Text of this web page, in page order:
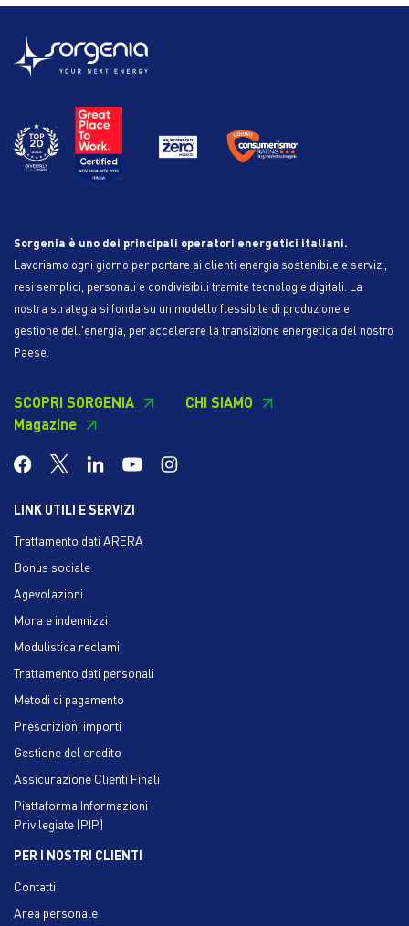
Sorgenia è uno dei principali operatori energetici italiani.
Lavoriamo ogni giorno per portare ai clienti energia sostenibile e servizi,
resi semplici, personali e condivisibili tramite tecnologie digitali. La
nostra strategia si fonda su un modello flessibile di produzione e
gestione dell'energia, per accelerare la transizione energetica del nostro
Paese.
SCOPRI SORGENIA
CHI SIAMO
Magazine
LINK UTILI E SERVIZI
Trattamento dati ARERA
Bonus sociale
Agevolazioni
Mora e indennizzi
Modulistica reclami
Trattamento dati personali
Metodi di pagamento
Prescrizioni importi
Gestione del credito
Assicurazione Clienti Finali
Piattaforma Informazioni
Privilegiate (PIP)
PER I NOSTRI CLIENTI
Contatti
Area personale